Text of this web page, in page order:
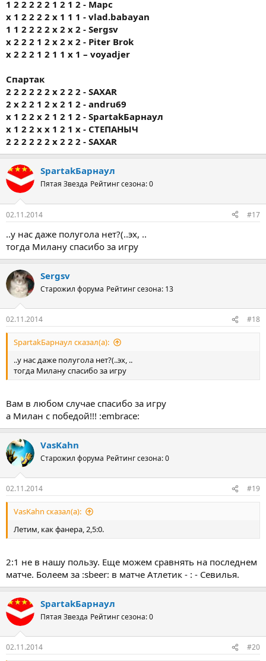
1 2 2 2 2 2 1 2 1 2 - Марс
х 1 2 2 2 2 х 1 1 1 - vlad.babayan
1 1 2 2 2 2 х 2 х 2 - Sergsv
х 2 2 2 1 2 х 2 х 2 - Piter Brok
х 2 2 2 1 2 1 1 х 1 – voyadjer
Спартак
2 2 2 2 2 2 x 2 2 2 - SAXAR
2 х 2 2 1 2 х 2 1 2 - andru69
х 1 2 2 х 2 1 2 1 2 - SpartakБарнаул
х 1 2 2 х х 1 2 1 х - СТЕПАНЫЧ
2 2 2 2 2 2 x 2 2 2 - SAXAR
SpartakБарнаул
Пятая Звезда Рейтинг сезона: 0
02.11.2014 #17
..у нас даже полугола нет?(..эх, ..
тогда Милану спасибо за игру
Sergsv
Старожил форума Рейтинг сезона: 13
02.11.2014 #18
SpartakБарнаул сказал(а):
..у нас даже полугола нет?(..эх, ..
тогда Милану спасибо за игру
Вам в любом случае спасибо за игру
а Милан с победой!!! :embrace:
VasKahn
Старожил форума Рейтинг сезона: 0
02.11.2014 #19
VasKahn сказал(а):
Летим, как фанера, 2,5:0.
2:1 не в нашу пользу. Еще можем сравнять на последнем
матче. Болеем за :sbeer: в матче Атлетик - : - Севилья.
SpartakБарнаул
Пятая Звезда Рейтинг сезона: 0
02.11.2014 #20